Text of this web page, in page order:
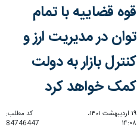
قوه قضاییه با تمام
توان در مدیریت ارز و
کنترل بازار به دولت
کمک خواهد کرد
۱۹ اردیبهشت ۱۴۰۱،
۱۴:۰۸
کد مطلب:
84746447